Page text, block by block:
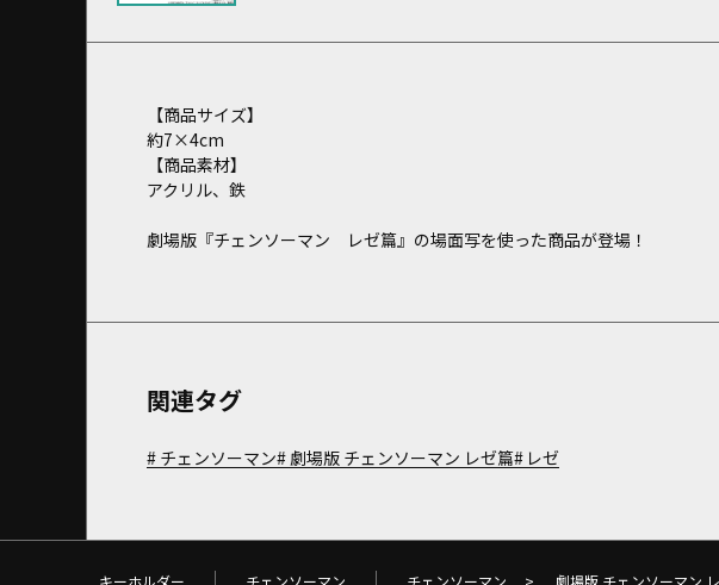
【商品サイズ】
約7×4cm
【商品素材】
アクリル、鉄
劇場版『チェンソーマン レゼ篇』の場面写を使った商品が登場！
関連タグ
チェンソーマン 劇場版 チェンソーマン レゼ篇 レゼ
キーホルダー チェンソーマン チェンソーマン > 劇場版 チェンソーマン